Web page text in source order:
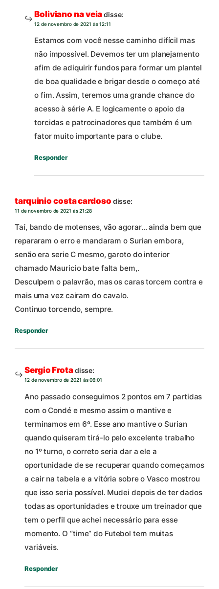
Boliviano na veiadisse:
12 de novembro de 2021 às 12:11
Estamos com você nesse caminho difícil mas
não impossível. Devemos ter um planejamento
afim de adiquirir fundos para formar um plantel
de boa qualidade e brigar desde o começo até
o fim. Assim, teremos uma grande chance do
acesso à série A. E logicamente o apoio da
torcidas e patrocinadores que também é um
fator muito importante para o clube.
Responder
tarquinio costa cardoso disse:
11 de novembro de 2021 às 21:28
Taí, bando de motenses, vão agorar… ainda bem que
repararam o erro e mandaram o Surian embora,
senão era serie C mesmo, garoto do interior
chamado Mauricio bate falta bem,.
Desculpem o palavrão, mas os caras torcem contra e
mais uma vez cairam do cavalo.
Continuo torcendo, sempre.
Responder
Sergio Frotadisse:
12 de novembro de 2021 às 06:01
Ano passado conseguimos 2 pontos em 7 partidas
com o Condé e mesmo assim o mantive e
terminamos em 6º. Esse ano mantive o Surian
quando quiseram tirá-lo pelo excelente trabalho
no 1º turno, o correto seria dar a ele a
oportunidade de se recuperar quando começamos
a cair na tabela e a vitória sobre o Vasco mostrou
que isso seria possível. Mudei depois de ter dados
todas as oportunidades e trouxe um treinador que
tem o perfil que achei necessário para esse
momento. O “time” do Futebol tem muitas
variáveis.
Responder